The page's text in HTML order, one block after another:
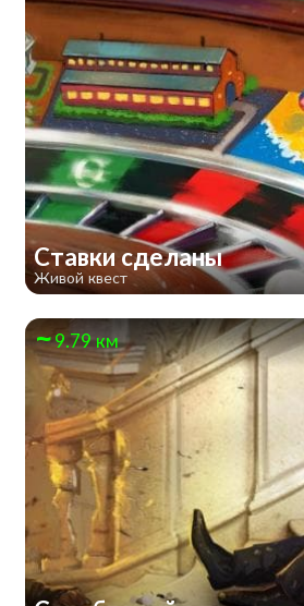
Ставки сделаны
Живой квест
9.79 км